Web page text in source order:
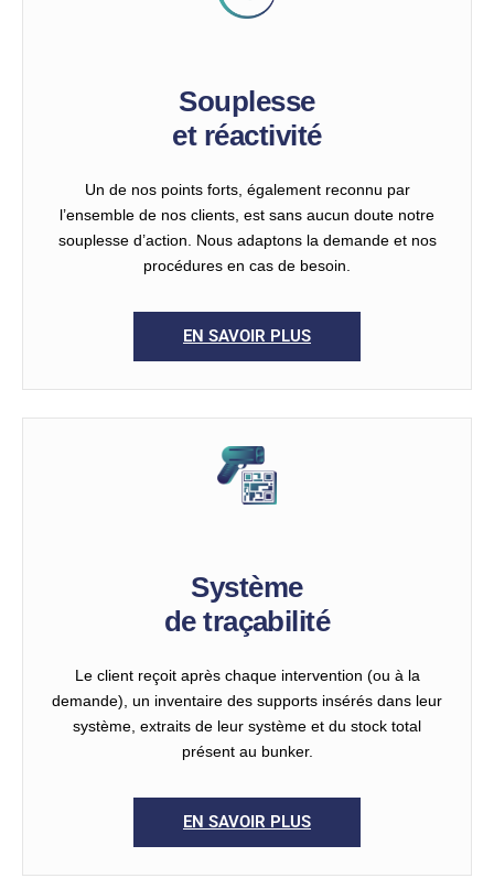
Souplesse
et réactivité
Un de nos points forts, également reconnu par
l’ensemble de nos clients, est sans aucun doute notre
souplesse d’action. Nous adaptons la demande et nos
procédures en cas de besoin.
EN SAVOIR PLUS
Système
de traçabilité
Le client reçoit après chaque intervention (ou à la
demande), un inventaire des supports insérés dans leur
système, extraits de leur système et du stock total
présent au bunker.
EN SAVOIR PLUS